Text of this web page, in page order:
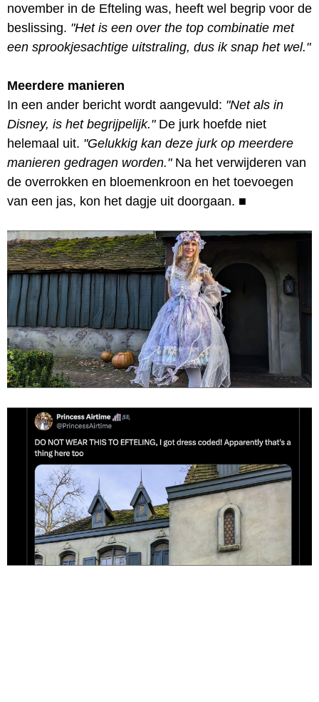
november in de Efteling was, heeft wel begrip voor de
beslissing. "Het is een over the top combinatie met
een sprookjesachtige uitstraling, dus ik snap het wel."
Meerdere manieren
In een ander bericht wordt aangevuld: "Net als in
Disney, is het begrijpelijk."De jurk hoefde niet
helemaal uit. "Gelukkig kan deze jurk op meerdere
manieren gedragen worden."Na het verwijderen van
de overrokken en bloemenkroon en het toevoegen
van een jas, kon het dagje uit doorgaan. ■